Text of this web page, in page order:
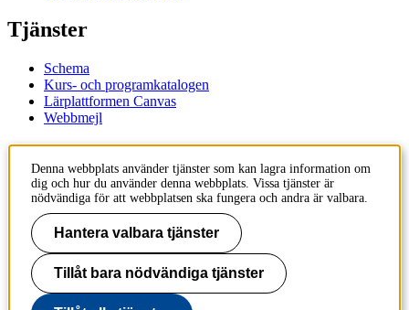
Tjänster
Schema
Kurs- och programkatalogen
Lärplattformen Canvas
Webbmejl
KTH
100 44 Stockholm
+46 8 790 60 00
Kontakta KTH
Jobba på KTH
Press och media
Denna webbplats använder tjänster som kan lagra information om
dig och hur du använder denna webbplats. Vissa tjänster är
nödvändiga för att webbplatsen ska fungera och andra är valbara.
Hantera valbara tjänster
Tillåt bara nödvändiga tjänster